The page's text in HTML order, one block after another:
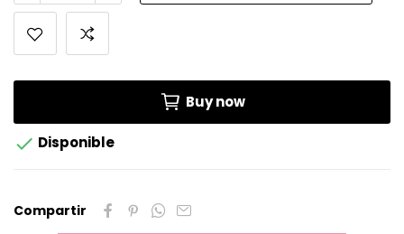
Buy now
 Disponible
Compartir